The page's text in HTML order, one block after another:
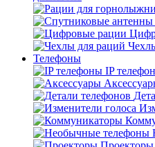
Телефоны
IP